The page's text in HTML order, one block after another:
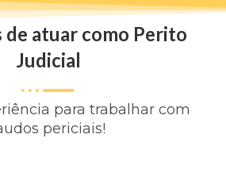
de atuar como Perito
Judicial
para trabalhar com
periciais!